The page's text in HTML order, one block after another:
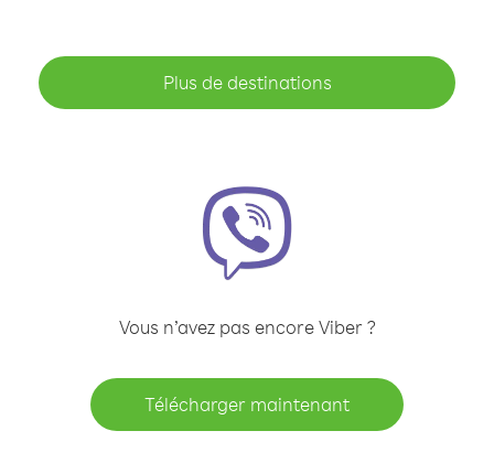
Plus de destinations
Vous n’avez pas encore Viber ?
Télécharger maintenant